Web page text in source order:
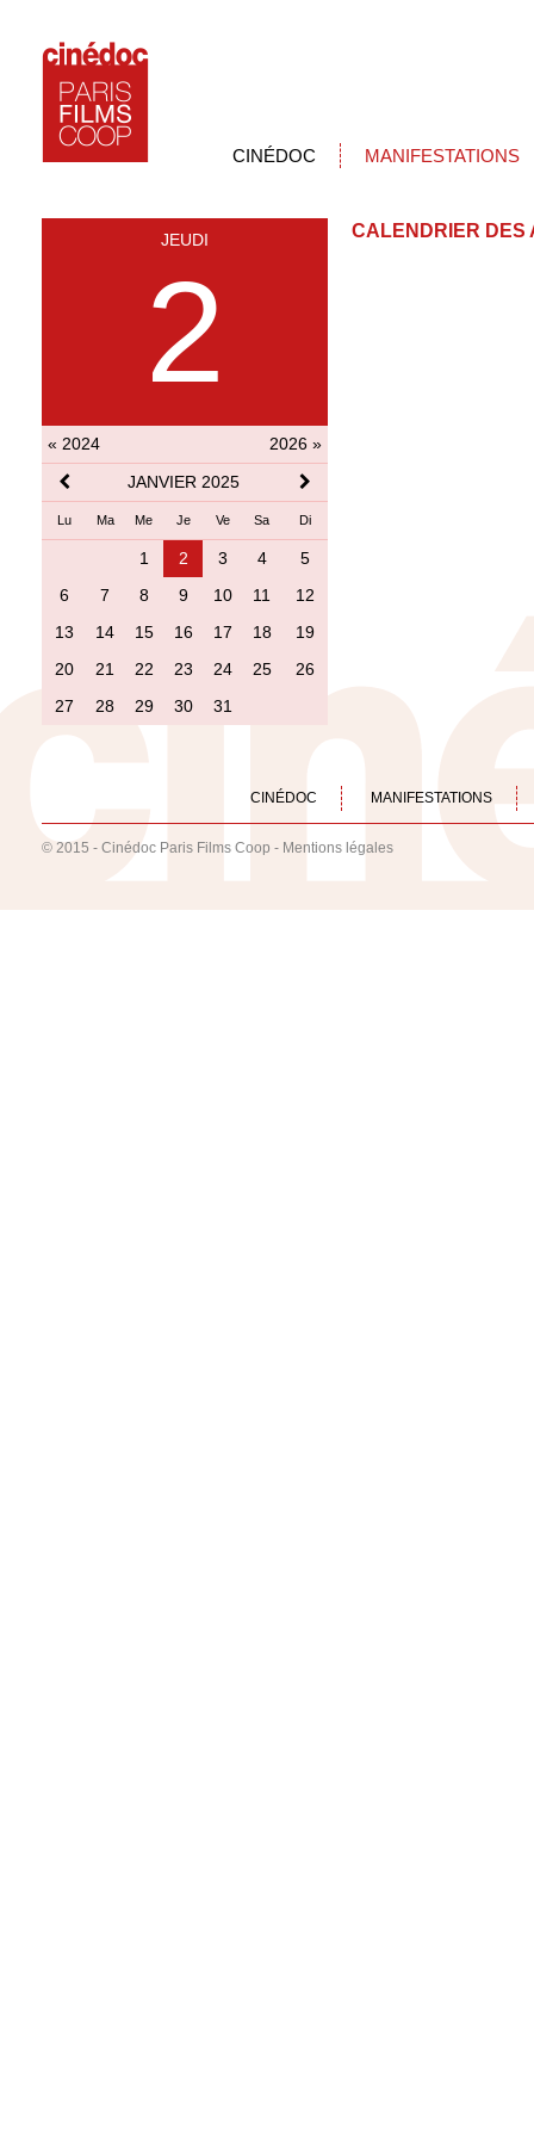
CINÉDOC MANIFESTATIONS
JEUDI
2
« 2024
2026 »
JANVIER 2025
Lu Ma Me Je Ve Sa Di
1 2 3 4
5
6
7 8 9 10 11
12
13
14 15 16 17 18
19
20
21 22 23 24 25
26
27
28 29 30 31
CALENDRIER DES
CINÉDOC MANIFESTATIONS
© 2015 - Cinédoc Paris Films Coop - Mentions légales